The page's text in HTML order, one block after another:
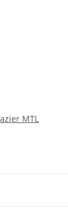
MTL